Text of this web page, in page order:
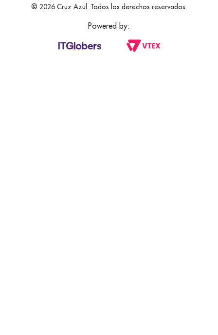
© 2026 Cruz Azul. Todos los derechos reservados.
Powered by: